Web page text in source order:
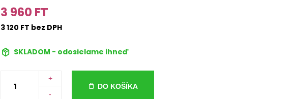
3 960 FT
3 120 FT bez DPH
SKLADOM - odosielame ihneď
+
-
DO KOŠÍKA